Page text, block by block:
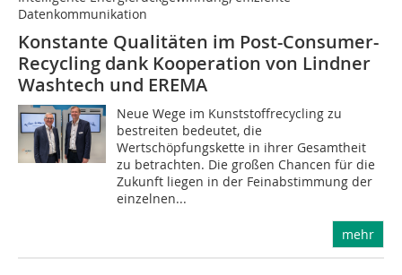
Datenkommunikation
Konstante Qualitäten im Post-Consumer-
Recycling dank Kooperation von Lindner
Washtech und EREMA
Neue Wege im Kunststoffrecycling zu
bestreiten bedeutet, die
Wertschöpfungskette in ihrer Gesamtheit
zu betrachten. Die großen Chancen für die
Zukunft liegen in der Feinabstimmung der
einzelnen...
mehr